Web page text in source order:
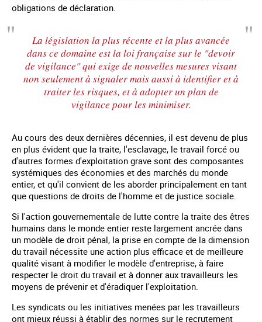
obligations de déclaration.
La législation la plus récente et la plus avancée
dans ce domaine est la loi française sur le "devoir
de vigilance" qui exige de nouvelles mesures visant
non seulement à signaler mais aussi à identifier et à
traiter les risques, et à adopter un plan de
vigilance pour les minimiser.
Au cours des deux dernières décennies, il est devenu de plus
en plus évident que la traite, l'esclavage, le travail forcé ou
d'autres formes d'exploitation grave sont des composantes
systémiques des économies et des marchés du monde
entier, et qu'il convient de les aborder principalement en tant
que questions de droits de l'homme et de justice sociale.
Si l'action gouvernementale de lutte contre la traite des êtres
humains dans le monde entier reste largement ancrée dans
un modèle de droit pénal, la prise en compte de la dimension
du travail nécessite une action plus efficace et de meilleure
qualité visant à modifier le modèle d'entreprise, à faire
respecter le droit du travail et à donner aux travailleurs les
moyens de prévenir et d'éradiquer l'exploitation.
Les syndicats ou les initiatives menées par les travailleurs
ont mieux réussi à établir des normes sur le recrutement